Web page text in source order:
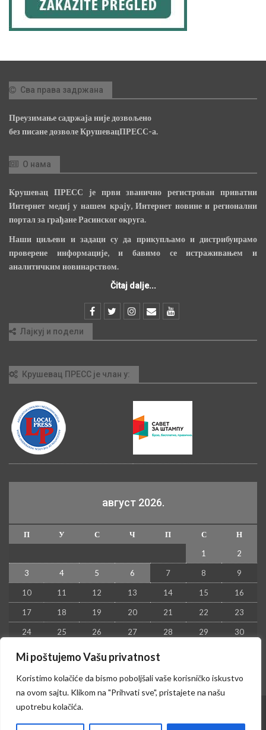
Mi poštujemo Vašu privatnost
Koristimo kolačiće da bismo poboljšali vaše korisničko iskustvo
na ovom sajtu. Klikom na "Prihvati sve", pristajete na našu
upotrebu kolačića.
Сва права задржана
Преузимање садржаја није дозвољено
без писане дозволе КрушевацПРЕСС-а.
О нама
Крушевац ПРЕСС је први званично регистрован приватни
Интернет медиј у нашем крају, Интернет новине и регионални
портал за грађане Расинског округа.
Наши циљеви и задаци су да прикупљамо и дистрибуирамо
проверене информације, и бавимо се истраживањем и
аналитичким новинарством.
Čitaj dalje...
Лајкуј и подели
Крушевац ПРЕСС је члан у:
август 2026.
П У С Ч П С
Н
1
2
3 4 5 6 7 8 9
10 11 12 13 14 15 16
17 18 19 20 21 22 23
24 25 26 27 28 29 30
31